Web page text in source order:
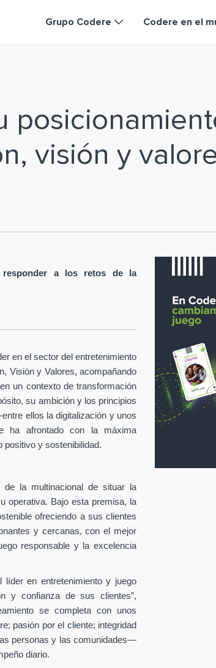
Grupo Codere Codere en el
visión y
responder a los retos de la
en el sector del entretenimiento
Visión y Valores, acompañando
un contexto de transformación
su ambición y los principios
ellos la digitalización y unos
ha afrontado con la máxima
y sostenibilidad.
de la multinacional de situar la
operativa. Bajo esta premisa, la
ofreciendo a sus clientes
y cercanas, con el mejor
responsable y la excelencia
en entretenimiento y juego
y confianza de sus clientes”,
se completa con unos
pasión por el cliente; integridad
personas y las comunidades—
diario.